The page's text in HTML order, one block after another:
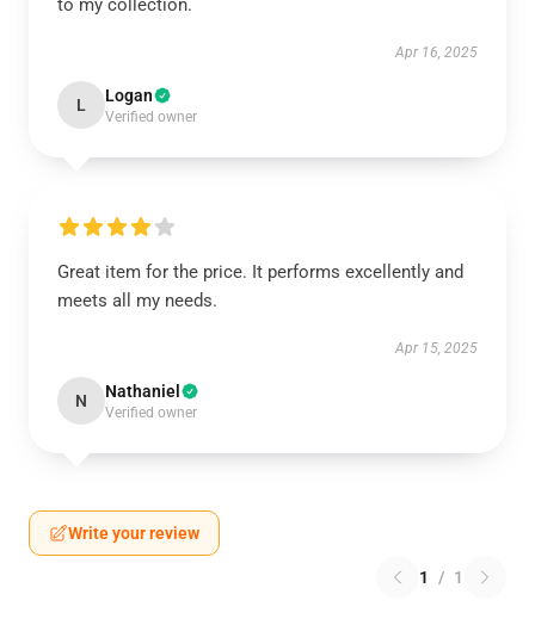
to my collection.
Apr 16, 2025
L Logan
Verified owner
Great item for the price. It performs excellently and
meets all my needs.
Apr 15, 2025
N Nathaniel
Verified owner
Write your review
1 / 1